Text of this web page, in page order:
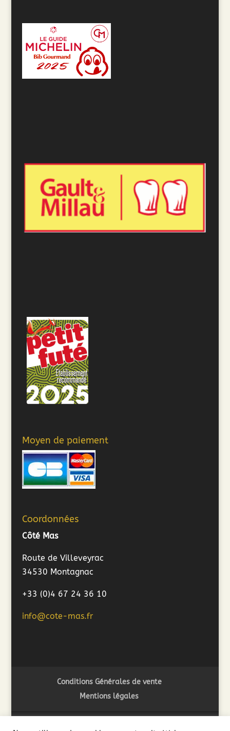
Moyen de paiement
Coordonnées
Côté Mas
Route de Villeveyrac
34530 Montagnac
+33 (0)4 67 24 36 10
info@cote-mas.fr
Conditions Générales de vente
Mentions légales